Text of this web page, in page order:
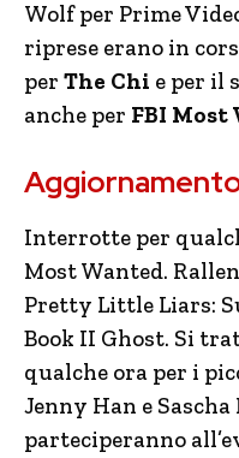
Wolf per Prime
riprese erano in
per The Chi e per il
anche per FBI Most
Interrotte per
Most Wanted.
Pretty Little Liars:
Book II Ghost. Si
qualche ora per i
Jenny Han e
parteciperanno